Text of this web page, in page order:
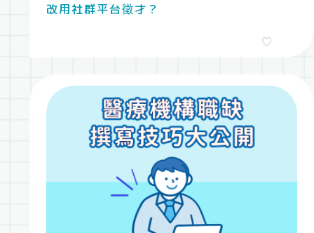
改用社群平台徵才？